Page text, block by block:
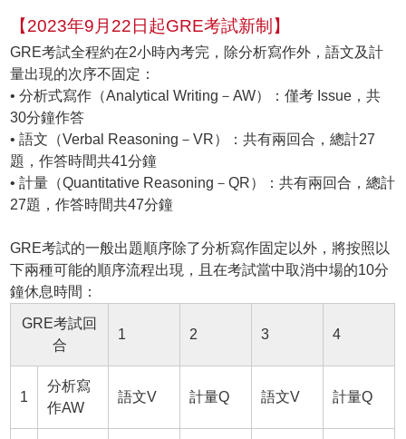
【2023年9月22日起GRE考試新制】
GRE考試全程約在2小時內考完，除分析寫作外，語文及計
量出現的次序不固定：
• 分析式寫作（Analytical Writing－AW）：僅考 Issue，共
30分鐘作答
• 語文（Verbal Reasoning－VR）：共有兩回合，總計27
題，作答時間共41分鐘
• 計量（Quantitative Reasoning－QR）：共有兩回合，總計
27題，作答時間共47分鐘
GRE考試的一般出題順序除了分析寫作固定以外，將按照以
下兩種可能的順序流程出現，且在考試當中取消中場的10分
鐘休息時間：
GRE考試回
合
1 2 3 4
1
分析寫
作AW
語文V 計量Q 語文V 計量Q